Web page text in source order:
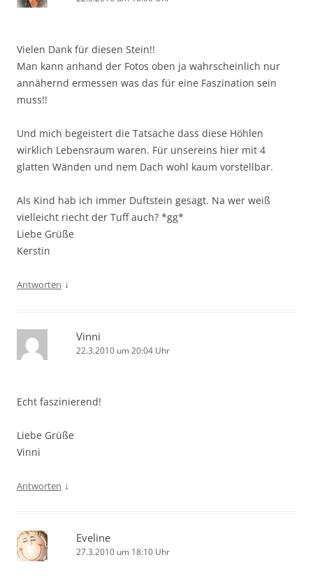
Vielen Dank für diesen Stein!!
Man kann anhand der Fotos oben ja wahrscheinlich nur
annähernd ermessen was das für eine Faszination sein
muss!!
Und mich begeistert die Tatsache dass diese Höhlen
wirklich Lebensraum waren. Für unsereins hier mit 4
glatten Wänden und nem Dach wohl kaum vorstellbar.
Als Kind hab ich immer Duftstein gesagt. Na wer weiß
vielleicht riecht der Tuff auch? *gg*
Liebe Grüße
Kerstin
Antworten ↓
Vinni
22.3.2010 um 20:04 Uhr
Echt faszinierend!
Liebe Grüße
Vinni
Antworten ↓
Eveline
27.3.2010 um 18:10 Uhr